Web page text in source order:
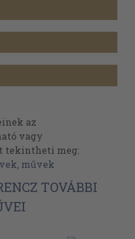
az
vagy
tekintheti meg:
művek
TOVÁBBI